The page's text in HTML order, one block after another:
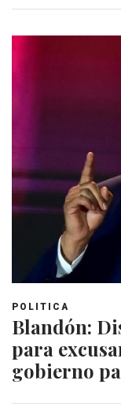
POLITICA
Blandón:
para
gobierno